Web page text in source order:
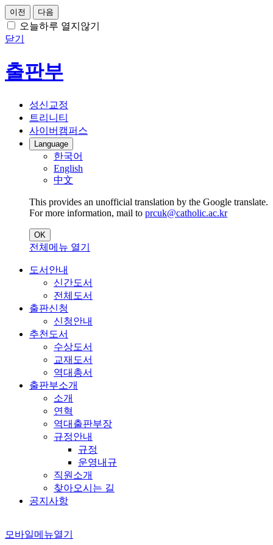
이전 다음
오늘하루 열지않기
닫기
출판부
성신교정
트리니티
사이버캠퍼스
Language
한국어
English
中文
This provides an unofficial translation by the Google translate.
For more information, mail to prcuk@catholic.ac.kr
OK
전체메뉴 열기
도서안내
신간도서
전체도서
출판신청
신청안내
추천도서
수상도서
교재도서
역대총서
출판부소개
소개
연혁
역대출판부장
규정안내
규정
운영내규
직원소개
찾아오시는 길
공지사항
모바일메뉴열기